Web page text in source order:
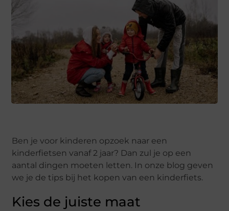
Ben je voor kinderen opzoek naar een
kinderfietsen vanaf 2 jaar? Dan zul je op een
aantal dingen moeten letten. In onze blog geven
we je de tips bij het kopen van een kinderfiets.
Kies de juiste maat